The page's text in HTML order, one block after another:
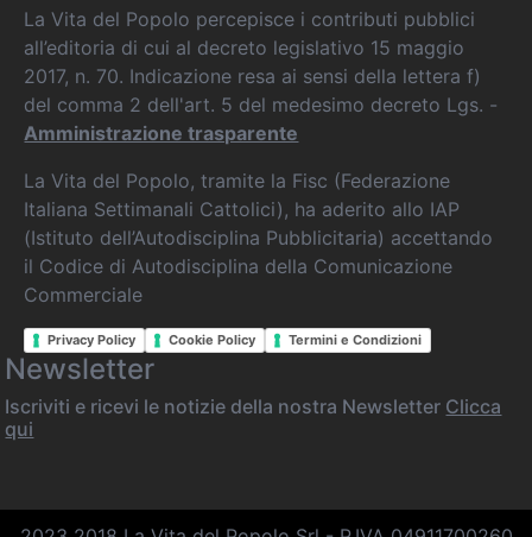
La Vita del Popolo percepisce i contributi pubblici
all’editoria di cui al decreto legislativo 15 maggio
2017, n. 70. Indicazione resa ai sensi della lettera f)
del comma 2 dell'art. 5 del medesimo decreto Lgs. -
Amministrazione trasparente
La Vita del Popolo, tramite la Fisc (Federazione
Italiana Settimanali Cattolici), ha aderito allo IAP
(Istituto dell’Autodisciplina Pubblicitaria) accettando
il Codice di Autodisciplina della Comunicazione
Commerciale
Privacy Policy Cookie Policy Termini e Condizioni
Newsletter
Iscriviti e ricevi le notizie della nostra Newsletter Clicca
qui